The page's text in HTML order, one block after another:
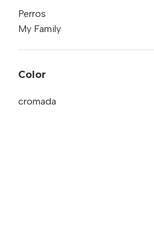
Perros
My Family
Color
cromada